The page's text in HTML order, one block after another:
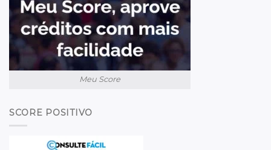
Meu Score
SCORE POSITIVO